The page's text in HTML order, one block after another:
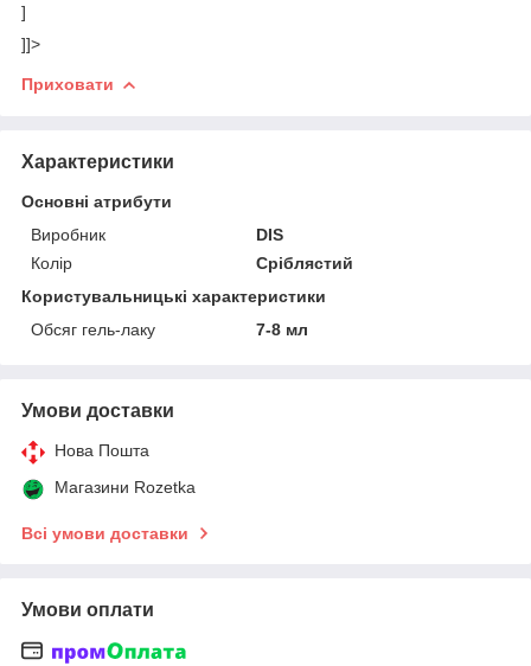
]
]]>
Приховати
Характеристики
Основні атрибути
Виробник
DIS
Колір
Сріблястий
Користувальницькі характеристики
Обсяг гель-лаку
7-8 мл
Умови доставки
Нова Пошта
Магазини Rozetka
Всі умови доставки
Умови оплати